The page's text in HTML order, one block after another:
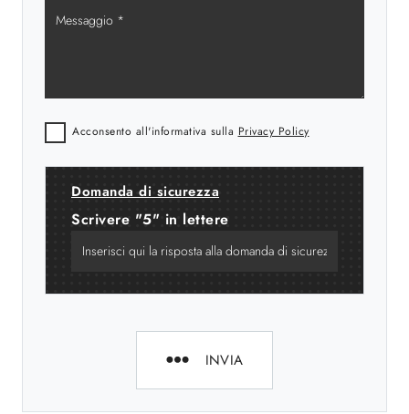
Acconsento all'informativa sulla Privacy Policy
Domanda di sicurezza
Scrivere "5" in lettere
INVIA